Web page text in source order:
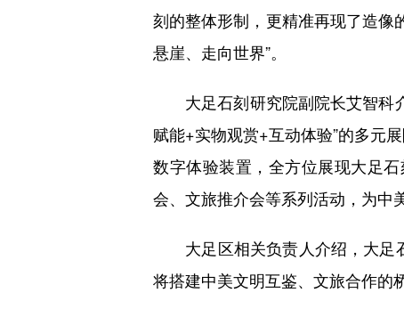
刻的整体形制，更精准再现了造像
悬崖、走向世界”。
大足石刻研究院副院长艾智科介
赋能+实物观赏+互动体验”的多元
数字体验装置，全方位展现大足
会、文旅推介会等系列活动，为中
大足区相关负责人介绍，大足
将搭建中美文明互鉴、文旅合作的